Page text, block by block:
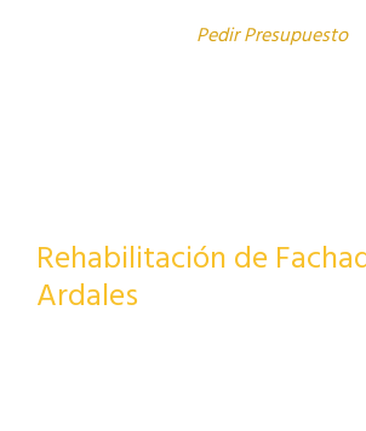
Pedir Presupuesto
Rehabilitación de
Ardales